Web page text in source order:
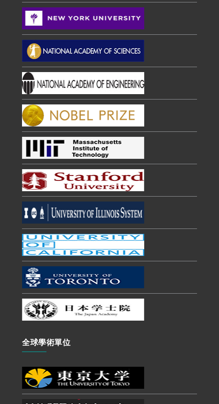
全球學術單位